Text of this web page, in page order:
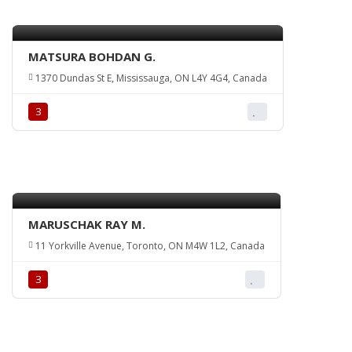
MATSURA BOHDAN G.
1370 Dundas St E, Mississauga, ON L4Y 4G4, Canada
З
MARUSCHAK RAY M.
11 Yorkville Avenue, Toronto, ON M4W 1L2, Canada
З